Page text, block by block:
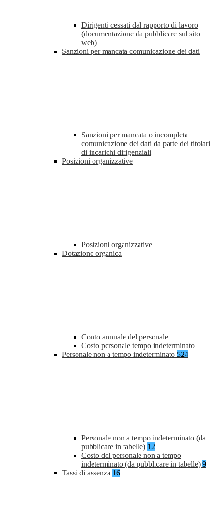
Dirigenti cessati dal rapporto di lavoro
(documentazione da pubblicare sul sito
web)
Sanzioni per mancata comunicazione dei dati
Sanzioni per mancata o incompleta
comunicazione dei dati da parte dei titolari
di incarichi dirigenziali
Posizioni organizzative
Posizioni organizzative
Dotazione organica
Conto annuale del personale
Costo personale tempo indeterminato
Personale non a tempo indeterminato 524
Personale non a tempo indeterminato (da
pubblicare in tabelle) 12
Costo del personale non a tempo
indeterminato (da pubblicare in tabelle) 9
Tassi di assenza 16